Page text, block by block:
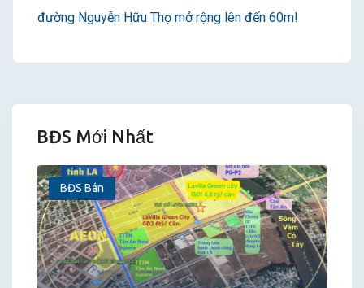
đường Nguyễn Hữu Thọ mở rộng lên đến 60m!
BĐS Mới Nhất
BĐS Bán